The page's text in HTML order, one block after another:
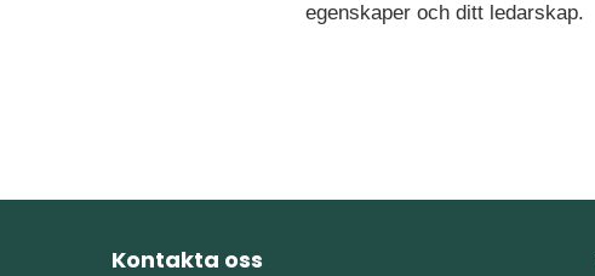
egenskaper och ditt ledarskap.
Kontakta oss